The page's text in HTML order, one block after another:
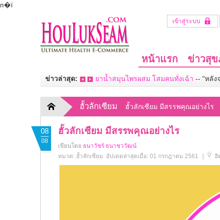
п�ї
เข้าสู่ระบบ
หน้าแรก ข่าวสุ
ข่าวล่าสุด: ยาน้ำสมุนไพรผสม โสมคนทั่งเฉ้า -- "หลัง
ฮั้วลักเซียม ฮั้วลักเซียม มีสรรพคุณอย่างไร
ฮั้วลักเซียม มีสรรพคุณอย่างไร
เขียนโดย ธนาวัชร์ ธนาชววัฒน์
หมวด: ฮั้วลักเซียม
08
08
อัปเดตล่าสุดเมื่อ: 01 กรกฎาคม 2561 ฮิ